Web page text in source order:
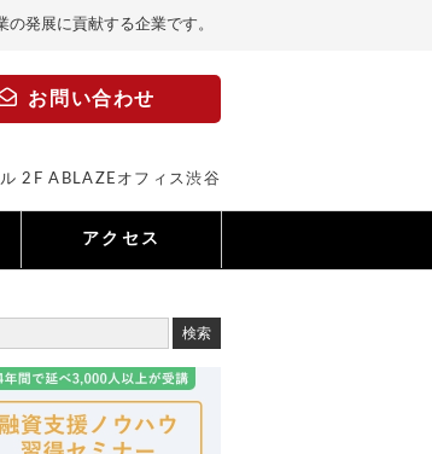
発展に貢献する企業です。
お問い合わせ
2F ABLAZEオフィス渋谷
アクセス